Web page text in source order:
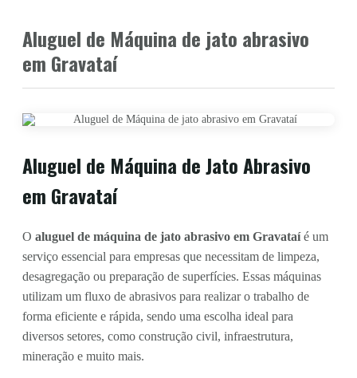
Aluguel de Máquina de jato abrasivo
em Gravataí
Aluguel de Máquina de Jato Abrasivo
em Gravataí
O aluguel de máquina de jato abrasivo em Gravataíé um
serviço essencial para empresas que necessitam de limpeza,
desagregação ou preparação de superfícies. Essas máquinas
utilizam um fluxo de abrasivos para realizar o trabalho de
forma eficiente e rápida, sendo uma escolha ideal para
diversos setores, como construção civil, infraestrutura,
mineração e muito mais.